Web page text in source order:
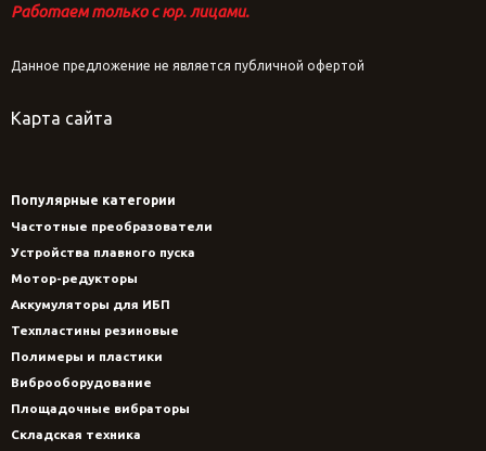
Работаем только с юр. лицами.
Данное предложение не является публичной офертой
Карта сайта
Популярные категории
Частотные преобразователи
Устройства плавного пуска
Мотор-редукторы
Аккумуляторы для ИБП
Техпластины резиновые
Полимеры и пластики
Виброоборудование
Площадочные вибраторы
Складская техника